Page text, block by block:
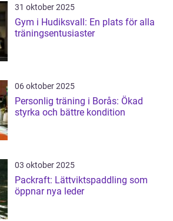
31 oktober 2025
Gym i Hudiksvall: En plats för alla
träningsentusiaster
06 oktober 2025
Personlig träning i Borås: Ökad
styrka och bättre kondition
03 oktober 2025
Packraft: Lättviktspaddling som
öppnar nya leder